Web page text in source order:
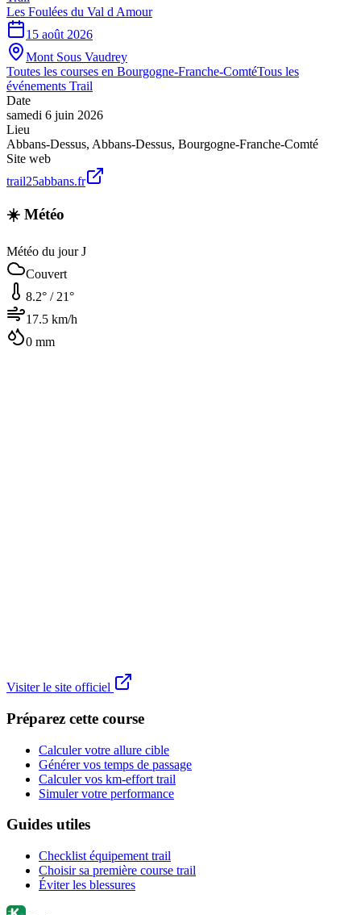
Les Foulées du Val d Amour
15 août 2026
Mont Sous Vaudrey
Toutes les courses en Bourgogne-Franche-ComtéTous les
événements Trail
Date
samedi 6 juin 2026
Lieu
Abbans-Dessus, Abbans-Dessus, Bourgogne-Franche-Comté
Site web
trail25abbans.fr
☀️ Météo
Météo du jour J
Couvert
8.2° / 21°
17.5 km/h
0 mm
Visiter le site officiel
Préparez cette course
Calculer votre allure cible
Générer vos temps de passage
Calculer vos km-effort trail
Simuler votre performance
Guides utiles
Checklist équipement trail
Choisir sa première course trail
Éviter les blessures